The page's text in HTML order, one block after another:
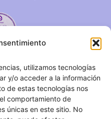
utilizamos tecnologías
y/o acceder a la información
de estas tecnologías nos
comportamiento de
únicas en este sitio. No
Núñez,
– Madrid
183 283